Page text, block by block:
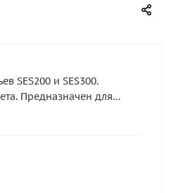
SES200 и SES300.
Предназначен для
дополнительных